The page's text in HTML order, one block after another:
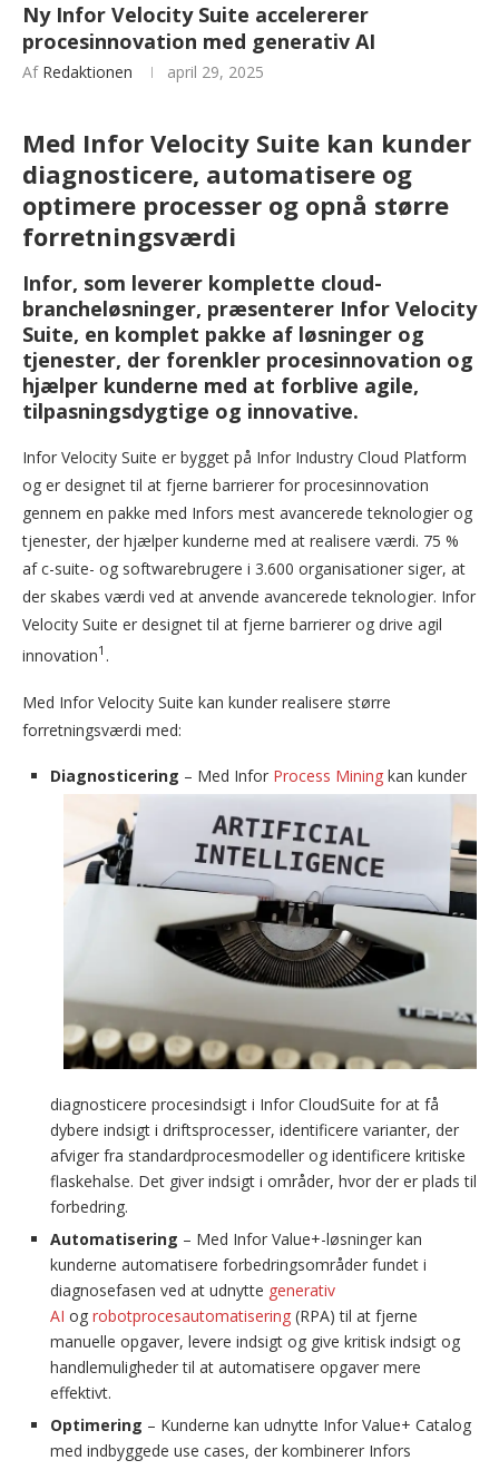
Ny Infor Velocity Suite accelererer
procesinnovation med generativ AI
Af Redaktionen april 29, 2025
Med Infor Velocity Suite kan kunder
diagnosticere, automatisere og
optimere processer og opnå større
forretningsværdi
Infor, som leverer komplette cloud-
brancheløsninger, præsenterer Infor Velocity
Suite, en komplet pakke af løsninger og
tjenester, der forenkler procesinnovation og
hjælper kunderne med at forblive agile,
tilpasningsdygtige og innovative.
Infor Velocity Suite er bygget på Infor Industry Cloud Platform
og er designet til at fjerne barrierer for procesinnovation
gennem en pakke med Infors mest avancerede teknologier og
tjenester, der hjælper kunderne med at realisere værdi. 75 %
af c-suite- og softwarebrugere i 3.600 organisationer siger, at
der skabes værdi ved at anvende avancerede teknologier. Infor
Velocity Suite er designet til at fjerne barrierer og drive agil
innovation1 .
Med Infor Velocity Suite kan kunder realisere større
forretningsværdi med:
Diagnosticering – Med Infor Process Mining kan kunder
diagnosticere procesindsigt i Infor CloudSuite for at få
dybere indsigt i driftsprocesser, identificere varianter, der
afviger fra standardprocesmodeller og identificere kritiske
flaskehalse. Det giver indsigt i områder, hvor der er plads til
forbedring.
Automatisering – Med Infor Value+-løsninger kan
kunderne automatisere forbedringsområder fundet i
diagnosefasen ved at udnytte generativ
AI og robotprocesautomatisering (RPA) til at fjerne
manuelle opgaver, levere indsigt og give kritisk indsigt og
handlemuligheder til at automatisere opgaver mere
effektivt.
Optimering – Kunderne kan udnytte Infor Value+ Catalog
med indbyggede use cases, der kombinerer Infors